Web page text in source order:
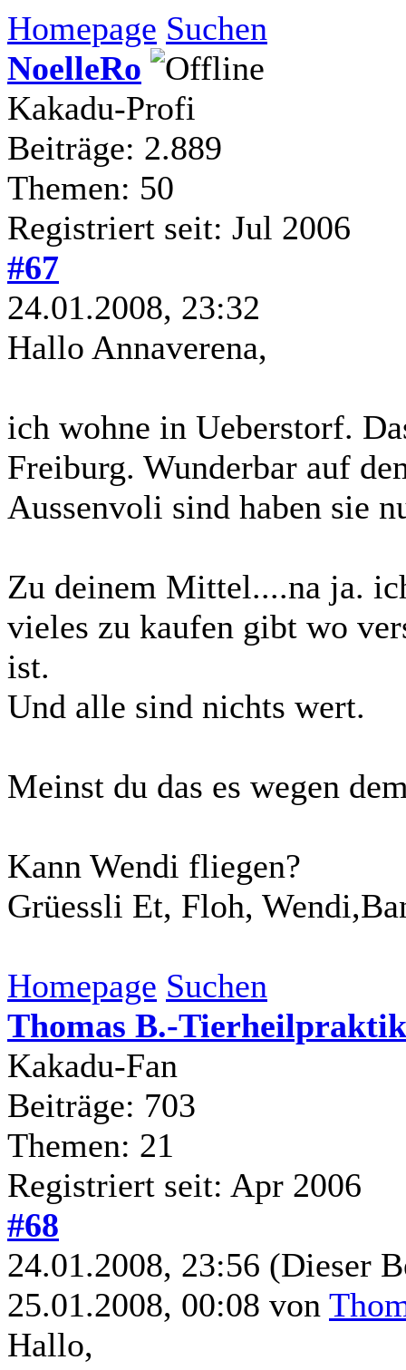
Homepage Suchen
NoelleRo
Kakadu-Profi
Beiträge: 2.889
Themen: 50
Registriert seit: Jul 2006
#67
24.01.2008, 23:32
Hallo Annaverena,
ich wohne in Ueberstorf.
Freiburg. Wunderbar auf
Aussenvoli sind haben sie
Zu deinem Mittel....na ja.
vieles zu kaufen gibt wo
ist.
Und alle sind nichts wert.
Meinst du das es wegen
Kann Wendi fliegen?
Grüessli Et, Floh,
Homepage Suchen
Thomas B.-
Kakadu-Fan
Beiträge: 703
Themen: 21
Registriert seit: Apr 2006
#68
24.01.2008, 23:56 (Dieser
25.01.2008, 00:08 von
Hallo,